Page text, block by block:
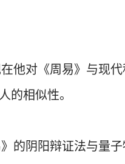
他对《周易》与现
的相似性。
的阴阳辩证法与量